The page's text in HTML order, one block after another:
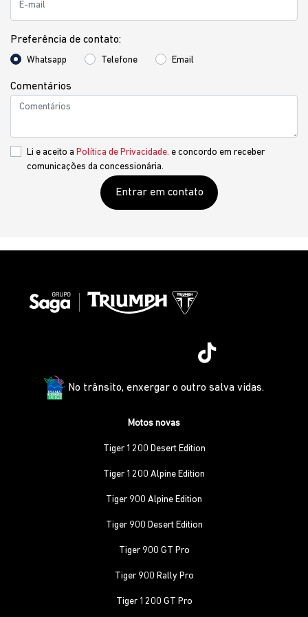
Preferência de contato:
Whatsapp Telefone Email
Comentários
Li e aceito a Política de Privacidade. e concordo em receber
comunicações da concessionária.
Entrar em contato
No trânsito, enxergar o outro salva vidas.
Motos novas
Tiger 1200 Desert Edition
Tiger 1200 Alpine Edition
Tiger 900 Alpine Edition
Tiger 900 Desert Edition
Tiger 900 GT Pro
Tiger 900 Rally Pro
Tiger 1200 GT Pro